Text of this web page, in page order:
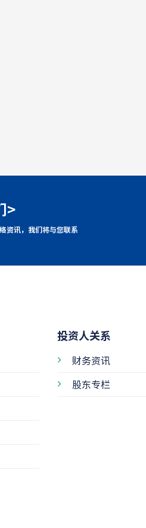
>
资讯，我们将与您联系
投资人关系
财务资讯
股东专栏